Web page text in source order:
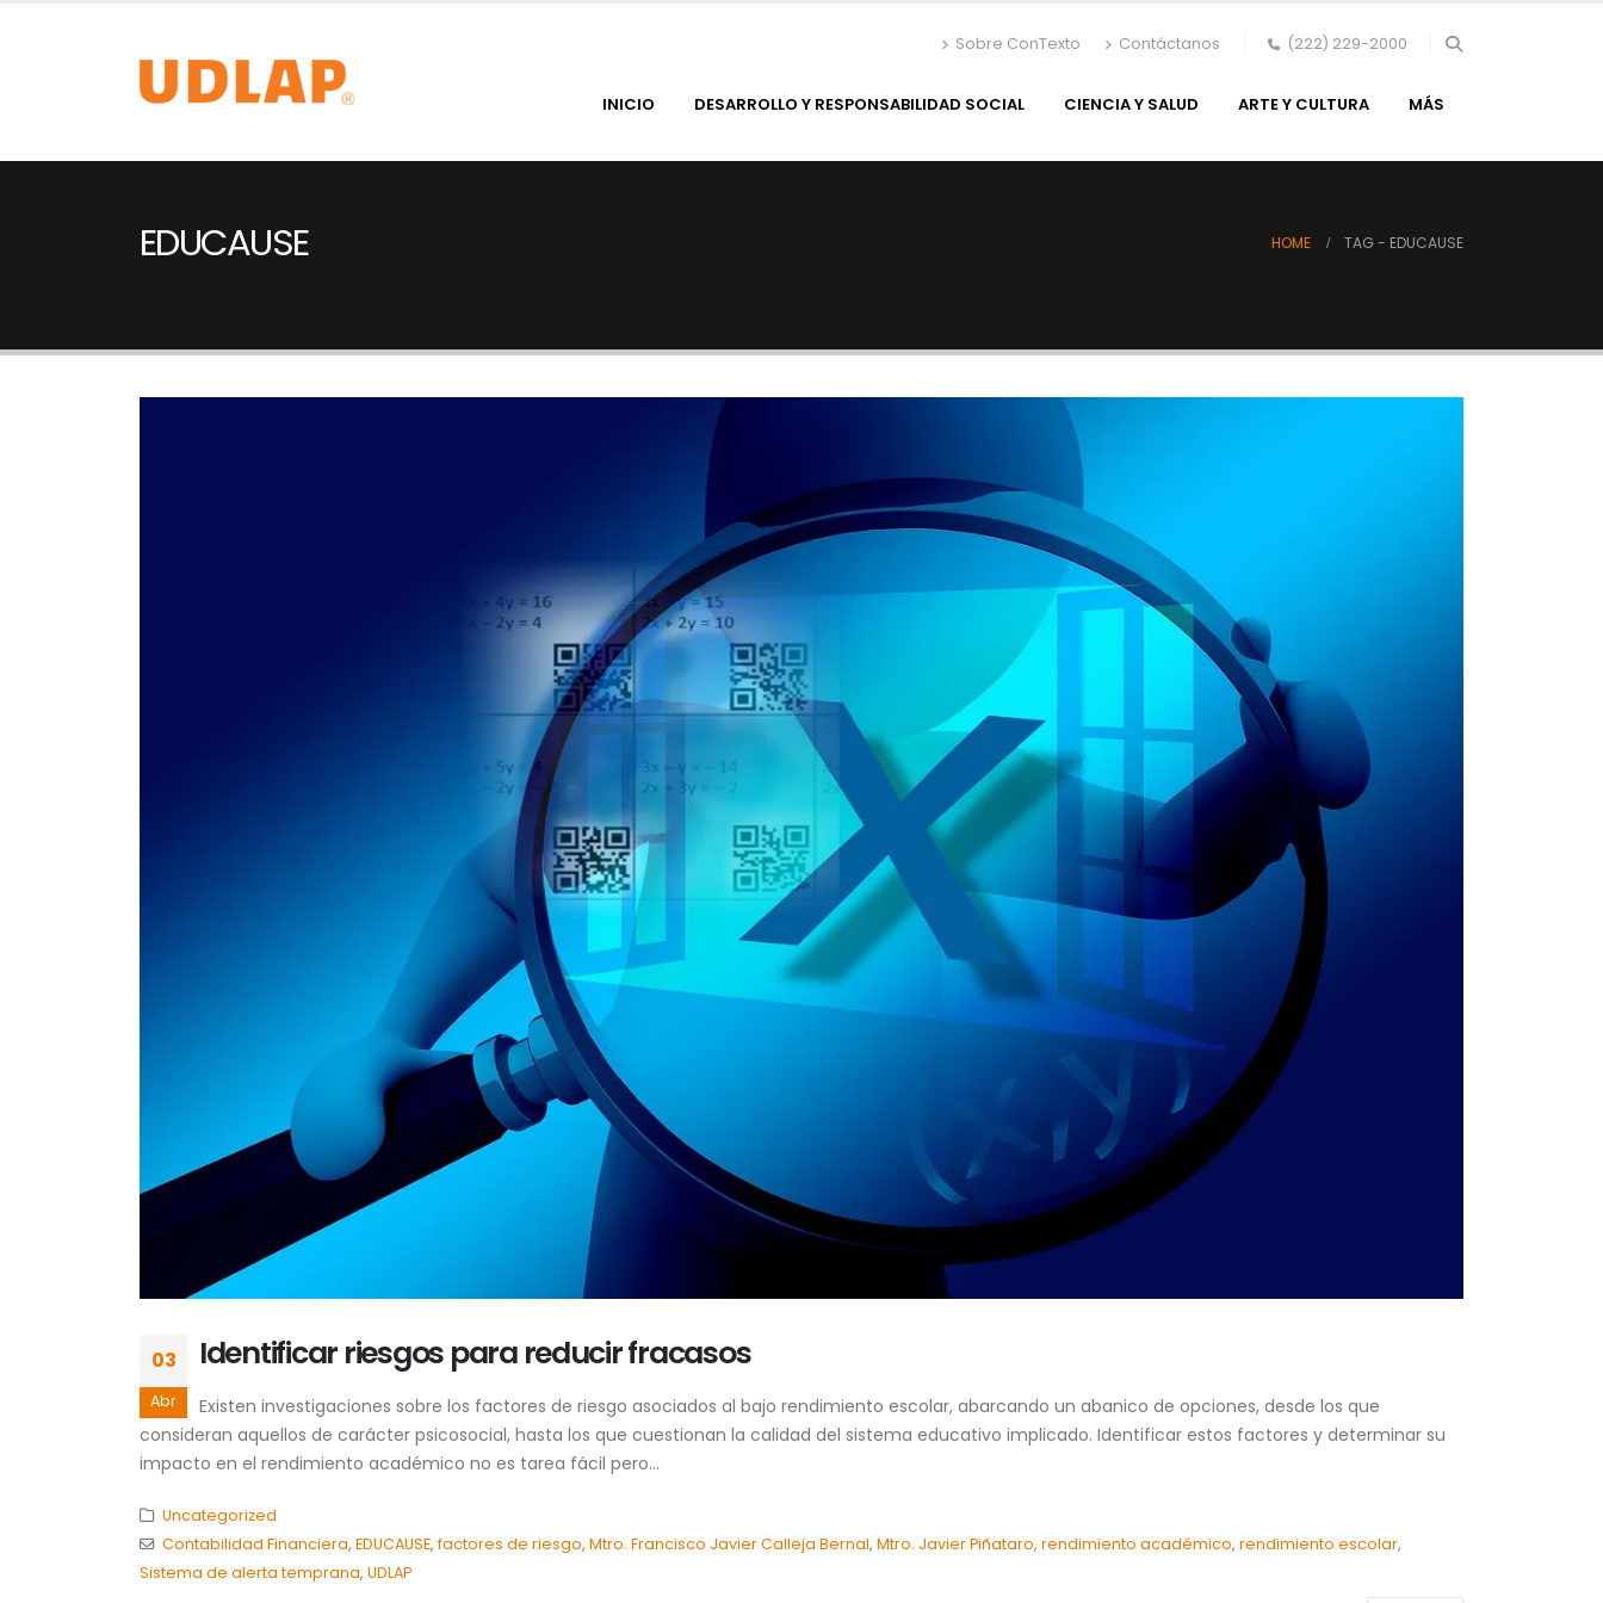
Sobre ConTexto Contáctanos (222) 229-2000
INICIO DESARROLLO Y RESPONSABILIDAD SOCIAL CIENCIA Y SALUD ARTE Y CULTURA MÁS
EDUCAUSE HOME TAG - EDUCAUSE
03
Abr
Identificar riesgos para reducir fracasos
Existen investigaciones sobre los factores de riesgo asociados al bajo rendimiento escolar, abarcando un abanico de opciones, desde los que
consideran aquellos de carácter psicosocial, hasta los que cuestionan la calidad del sistema educativo implicado. Identificar estos factores y determinar su
impacto en el rendimiento académico no es tarea fácil pero...
Uncategorized
Contabilidad Financiera, EDUCAUSE, factores de riesgo, Mtro. Francisco Javier Calleja Bernal, Mtro. Javier Piñataro, rendimiento académico, rendimiento escolar,
Sistema de alerta temprana, UDLAP